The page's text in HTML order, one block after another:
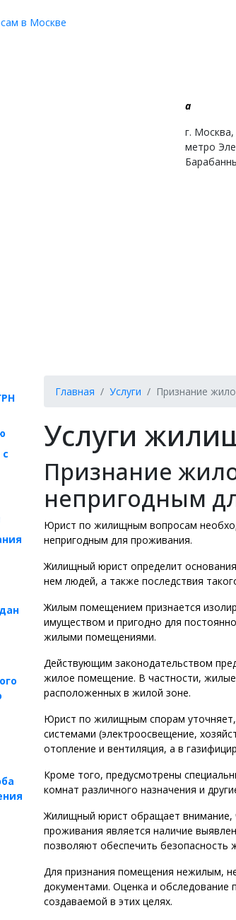
в Москве
a
г. Москва,
метро
Главная Услуги Признание
Услуги
Признание
непригодным
Юрист по жилищным вопросам
непригодным для проживания.
Жилищный юрист определит
нем людей, а также последствия
Жилым помещением признается
имуществом и пригодно для
жилыми помещениями.
Действующим законодательством
жилое помещение. В частности,
расположенных в жилой зоне.
Юрист по жилищным спорам
системами (электроосвещение,
отопление и вентиляция, а в
Кроме того, предусмотрены
комнат различного назначения и
Жилищный юрист обращает внимание,
проживания является наличие
позволяют обеспечить безопасность
Для признания помещения нежилым,
документами. Оценка и
создаваемой в этих целях.